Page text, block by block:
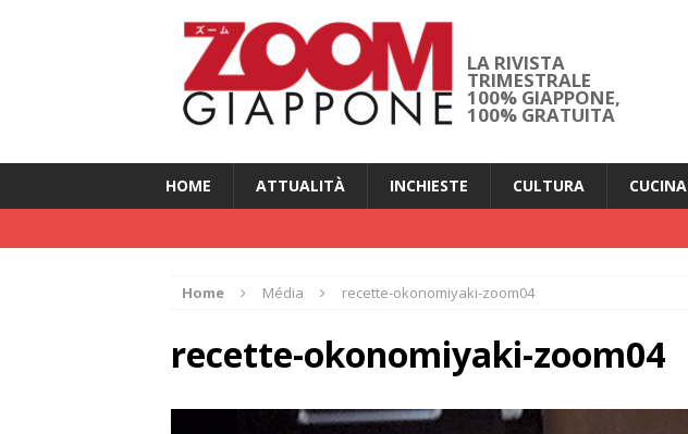
LA RIVISTA
TRIMESTRALE
100% GIAPPONE,
100% GRATUITA
HOME ATTUALITÀ INCHIESTE CULTURA CUCINA
Home Média recette-okonomiyaki-zoom04
recette-okonomiyaki-zoom04